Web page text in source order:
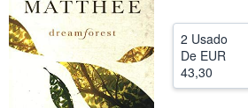
CERRAR
2 Usado
De EUR
43,30